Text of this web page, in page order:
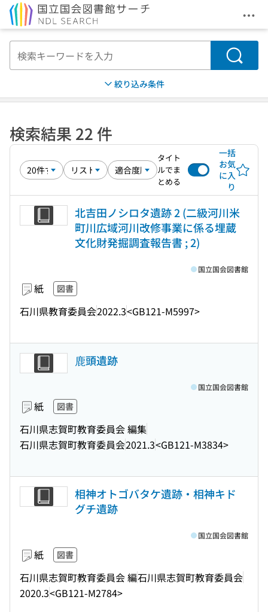
メ
検索
絞り込み条件
検索結果 22 件
タイト
ルでま
とめる
一括
お気
に入
り
北吉田ノシロタ遺跡 2 (二級河川米
町川広域河川改修事業に係る埋蔵
文化財発掘調査報告書 ; 2)
紙 図書
石川県教育委員会2022.3<GB121-M5997>
国立国会図書館
鹿頭遺跡
紙 図書
石川県志賀町教育委員会 編集
石川県志賀町教育委員会2021.3<GB121-M3834>
国立国会図書館
相神オトゴバタケ遺跡・相神キド
グチ遺跡
紙 図書
石川県志賀町教育委員会 編石川県志賀町教育委員会
2020.3<GB121-M2784>
国立国会図書館